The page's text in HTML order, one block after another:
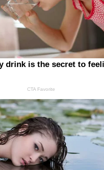
drink is the secret to
CTA Favorite